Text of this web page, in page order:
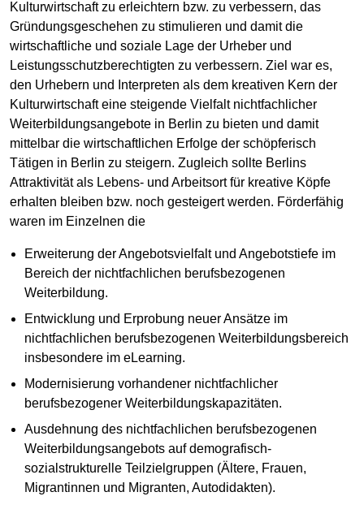
Kulturwirtschaft zu erleichtern bzw. zu verbessern, das
Gründungsgeschehen zu stimulieren und damit die
wirtschaftliche und soziale Lage der Urheber und
Leistungsschutzberechtigten zu verbessern. Ziel war es,
den Urhebern und Interpreten als dem kreativen Kern der
Kulturwirtschaft eine steigende Vielfalt nichtfachlicher
Weiterbildungsangebote in Berlin zu bieten und damit
mittelbar die wirtschaftlichen Erfolge der schöpferisch
Tätigen in Berlin zu steigern. Zugleich sollte Berlins
Attraktivität als Lebens- und Arbeitsort für kreative Köpfe
erhalten bleiben bzw. noch gesteigert werden. Förderfähig
waren im Einzelnen die
Erweiterung der Angebotsvielfalt und Angebotstiefe im
Bereich der nichtfachlichen berufsbezogenen
Weiterbildung.
Entwicklung und Erprobung neuer Ansätze im
nichtfachlichen berufsbezogenen Weiterbildungsbereich
insbesondere im eLearning.
Modernisierung vorhandener nichtfachlicher
berufsbezogener Weiterbildungskapazitäten.
Ausdehnung des nichtfachlichen berufsbezogenen
Weiterbildungsangebots auf demografisch-
sozialstrukturelle Teilzielgruppen (Ältere, Frauen,
Migrantinnen und Migranten, Autodidakten).